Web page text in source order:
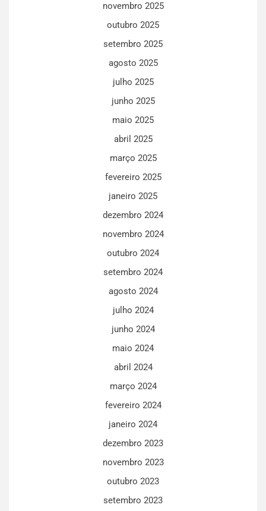
novembro 2025
outubro 2025
setembro 2025
agosto 2025
julho 2025
junho 2025
maio 2025
abril 2025
março 2025
fevereiro 2025
janeiro 2025
dezembro 2024
novembro 2024
outubro 2024
setembro 2024
agosto 2024
julho 2024
junho 2024
maio 2024
abril 2024
março 2024
fevereiro 2024
janeiro 2024
dezembro 2023
novembro 2023
outubro 2023
setembro 2023